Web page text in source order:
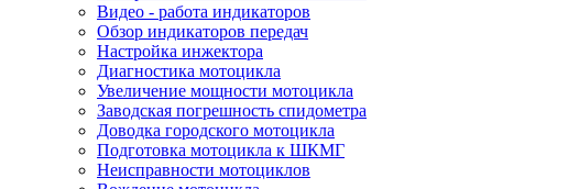
Видео - работа индикаторов
Обзор индикаторов передач
Настройка инжектора
Диагноcтика мотоцикла
Увеличение мощности мотоцикла
Заводская погрешность спидометра
Доводка городского мотоцикла
Подготовка мотоцикла к ШКМГ
Неисправности мотоциклов